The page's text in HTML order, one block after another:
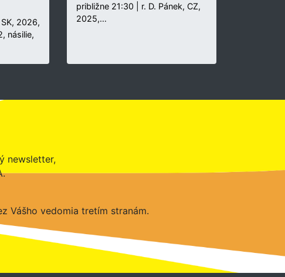
2026,
násilie,
približne 21:30 | r. D. Pánek, CZ,
2025,…
newsletter,
Vášho vedomia tretím stranám.